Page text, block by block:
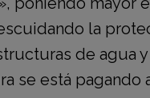
la
de agua
se está pagando